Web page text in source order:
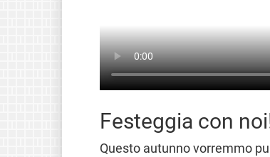
Festeggia con
Questo autunno vorremmo